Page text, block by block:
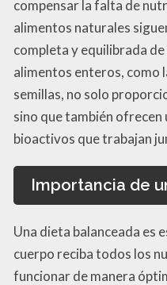
compensar la falta de
alimentos naturales
completa y equilibrada
alimentos enteros, como
semillas, no solo
sino que también
bioactivos que trabajan
Importancia de
Una dieta balanceada es
cuerpo reciba todos los
funcionar de manera